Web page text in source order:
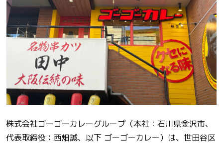
株式会社ゴーゴーカレーグループ（本社：石川県金沢市、
代表取締役：西畑誠、以下 ゴーゴーカレー）は、世田谷区